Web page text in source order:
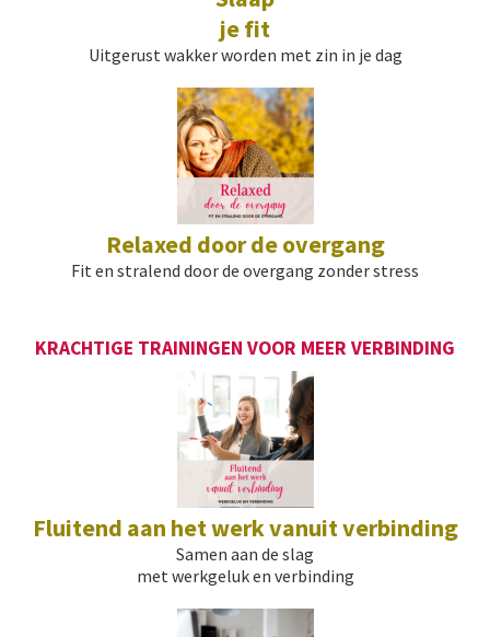
je fit
Uitgerust wakker worden met zin in je dag
Relaxed door de overgang
Fit en stralend door de overgang zonder stress
KRACHTIGE TRAININGEN VOOR MEER VERBINDING
Fluitend aan het werk vanuit verbinding
Samen aan de slag
met werkgeluk en verbinding